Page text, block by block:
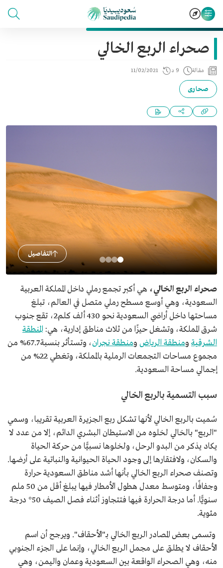
صحراء الربع الخالي
مقالة 9 د 11/02/2021
صحارى
التفاصيل
صحراء الربع الخالي، هي أكبر تجمع رملي داخل المملكة العربية
السعودية، وهي أوسع مسطح رملي متصل في العالم، تبلغ
مساحتها داخل أراضي السعودية نحو 430 ألف كلم2، تقع جنوب
شرق المملكة، وتشغل حيزًا من ثلاث مناطق إدارية، هي: المنطقة
الشرقية ومنطقة الرياض ومنطقة نجران
، وتستأثر بنسبة 67.7% من
مجموع مساحات التجمعات الرملية بالمملكة، وتغطي 22% من
إجمالي مساحة السعودية.
سبب التسمية بالربع الخالي
سُميت بالربع الخالي لأنها تشكل ربع الجزيرة العربية تقريبا، وسمي
"الربع" بالخالي لخلوه من الاستيطان البشري الدائم، إلا من عدد لا
يكاد يذكر من البدو الرحل، ولخلوها نسبيًّا من حركة الحياة
والسكان، ولافتقارها إلى وجود الحياة الحيوانية والنباتية على أرضها.
وتصنف صحراء الربع الخالي بأنها أشد مناطق السعودية حرارة
وجفافًا، ومتوسط معدل هطول الأمطار فيها يبلغ أقل من 50 ملم
سنويًّا. أما درجة الحرارة فيها فتتجاوز أثناء فصل الصيف 50° درجة
مئوية.
وتسمى بعض المصادر الربع الخالي بـ"الأحقاف". ويرجح أن اسم
الأحقاف لا يطلق على مجمل الربع الخالي، وإنما على الجزء الجنوبي
منه، وهي الصحراء الواقعة بين السعودية وعمان واليمن، وهي